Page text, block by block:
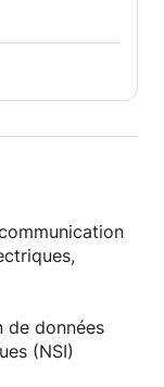
de données
(NSI)